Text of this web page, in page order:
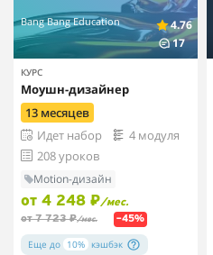
Bang Bang Education
4.76
17
КУРС
Моушн-дизайнер
13 месяцев
Идет набор
4 модуля
208 уроков
Motion-дизайн
от 4 248 ₽/мес.
от 7 723 ₽/мес. –45%
Еще до 10% кэшбэк